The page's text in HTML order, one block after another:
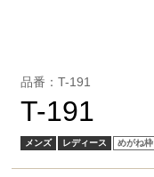
品番：T-191
T-191
メンズ レディース めがね枠